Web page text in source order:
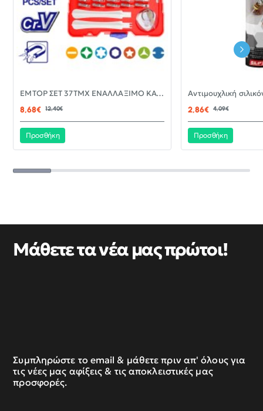
-30%EMTOP ΣΕΤ 37ΤΜΧ ΕΝΑΛΛΑΞΙΜΟ ΚΑΤΣΑΒΙΔΙ ΜΕ ΜΥΤΕΣ EBST03702
8,68€
12,40€
Προσθήκη
2,86€ 4,09€
Προσθήκη
Μάθετε τα νέα μας πρώτοι!
Συμπληρώστε το email & μάθετε πριν απ' όλους για
τις νέες μας αφίξεις & τις αποκλειστικές μας
προσφορές.